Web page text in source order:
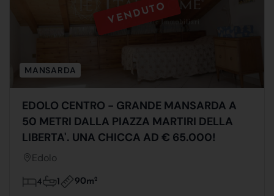
VENDUTO
MANSARDA
EDOLO CENTRO - GRANDE MANSARDA A
50 METRI DALLA PIAZZA MARTIRI DELLA
LIBERTA'. UNA CHICCA AD € 65.000!
Edolo
4 1 90m2